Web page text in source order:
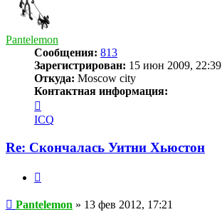
Pantelemon
Сообщения: 813
Зарегистрирован: 15 июн 2009, 22:39
Откуда: Moscow city
Контактная информация:
информация
пользователя
ICQ
Re: Скончалась Уитни Хьюстон
Сообщение
Pantelemon » 13 фев 2012, 17:21